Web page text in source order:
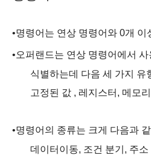
•명령어는 연상 명령어와 0개 이
•오퍼랜드는 연상 명령어에서
식별하는데 다음 세 가지 유
고정된 값 , 레지스터 , 메모
•명령어의 종류는 크게 다음과
데이터이동, 조건 분기 , 주소